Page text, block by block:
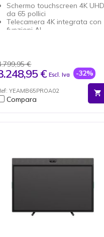
Schermo touchscreen 4K UHD
da 65 pollici
Telecamera 4K integrata con
funzioni AI
Whiteboard e condivisione di
contenuti
Dual OS: Android 13 + slot
Condivisione wireless dei
contenuti tramite WPP
€
€ Escl. Iva -32%
YEAMB65PROA02
Compara